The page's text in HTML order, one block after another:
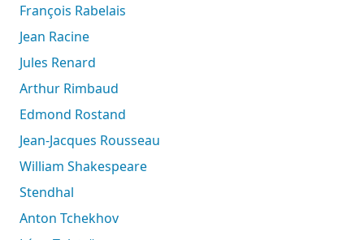
François Rabelais
Jean Racine
Jules Renard
Arthur Rimbaud
Edmond Rostand
Jean-Jacques Rousseau
William Shakespeare
Stendhal
Anton Tchekhov